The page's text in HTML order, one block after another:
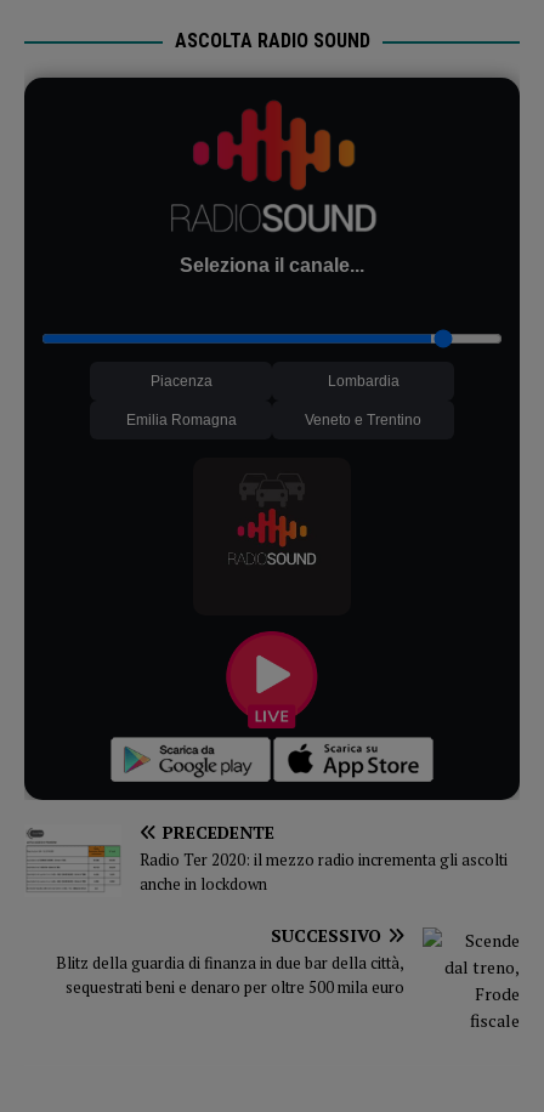
ASCOLTA RADIO SOUND
Seleziona il canale...
Piacenza Lombardia
Emilia Romagna Veneto e Trentino
PRECEDENTE
Radio Ter 2020: il mezzo radio incrementa gli ascolti
anche in lockdown
SUCCESSIVO
Blitz della guardia di finanza in due bar della città,
sequestrati beni e denaro per oltre 500 mila euro